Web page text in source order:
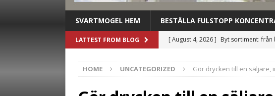
SVARTMOGEL HEM BESTÄLLA FULSTOPP
LATTEST FROM BLOG [ August 4, 2026 ] Byt sortiment:
[ August 3, 2026 ] Låt Aromhusets
dryckesbuffén
UNCATEGORIZED
HOME UNCATEGORIZED Gör drycken till en säljare,